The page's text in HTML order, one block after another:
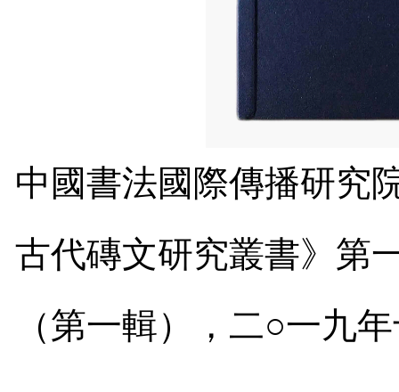
中國書法國際傳播研究
古代磚文研究叢書》第
（第一輯）
， 二○一九